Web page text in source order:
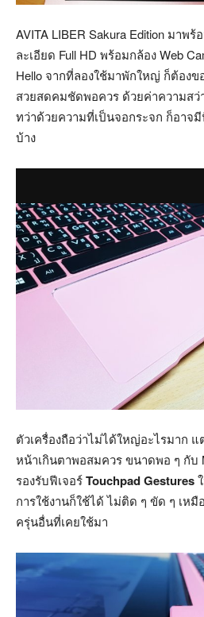
AVITA LIBER Sakura Edition มาพ
ละเอียด Full HD พร้อมกล้อง Web
Hello จากที่ลองใช้มาพักใหญ่ ก็ต้อง
สวยสดคมชัดพอควร ด้วยค่าความสว่
ทว่าด้วยความที่เป็นจอกระจก ก็อาจ
บ้าง
ตัวเครื่องถือว่าไม่ได้ใหญ่อะไรมาก
หน้าเกินตาพอสมควร ขนาดพอ ๆ กับ
รองรับฟีเจอร์Touchpad Gestures
การใช้งานก็ใช้ได้ ไม่ติด ๆ ขัด ๆ เหมื
ครุ่นอื่นที่เคยใช้มา